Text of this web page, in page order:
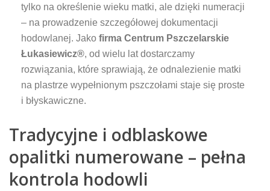
tylko na określenie wieku matki, ale dzięki numeracji
– na prowadzenie szczegółowej dokumentacji
hodowlanej. Jako firma Centrum Pszczelarskie
Łukasiewicz®, od wielu lat dostarczamy
rozwiązania, które sprawiają, że odnalezienie matki
na plastrze wypełnionym pszczołami staje się proste
i błyskawiczne.
Tradycyjne i odblaskowe
opalitki numerowane – pełna
kontrola hodowli